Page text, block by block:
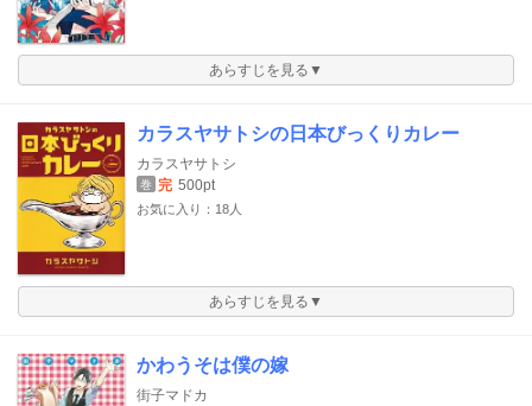
あらすじを見る▼
カラスヤサトシの日本びっくりカレー
カラスヤサトシ
巻 完 500pt
お気に入り：18人
あらすじを見る▼
かわうそは僕の嫁
街子マドカ